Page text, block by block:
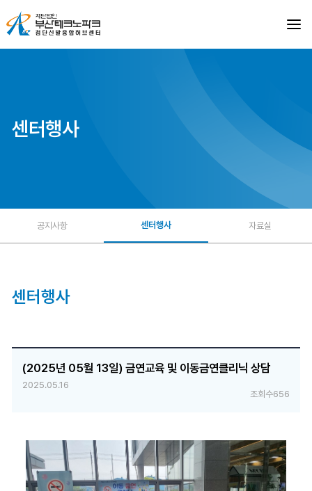
단
신
융
센터행사
공지사항 센터행사 자료실
센터행사
(2025년 05월 13일) 금연교육 및 이동금연클리닉 상담
2025.05.16
조회수656